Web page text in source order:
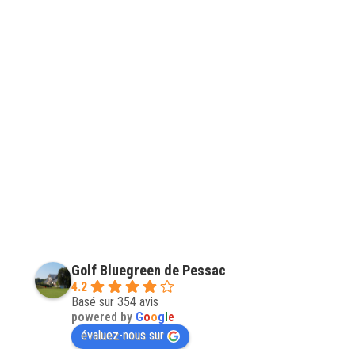
Golf Bluegreen de Pessac
4.2
Basé sur 354 avis
powered by Google
évaluez-nous sur